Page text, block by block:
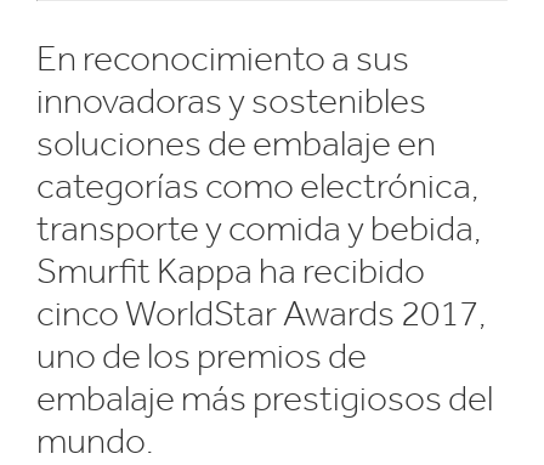
En reconocimiento a sus
innovadoras y sostenibles
soluciones de embalaje en
categorías como electrónica,
transporte y comida y bebida,
Smurfit Kappa ha recibido
cinco WorldStar Awards 2017,
uno de los premios de
embalaje más prestigiosos del
mundo.